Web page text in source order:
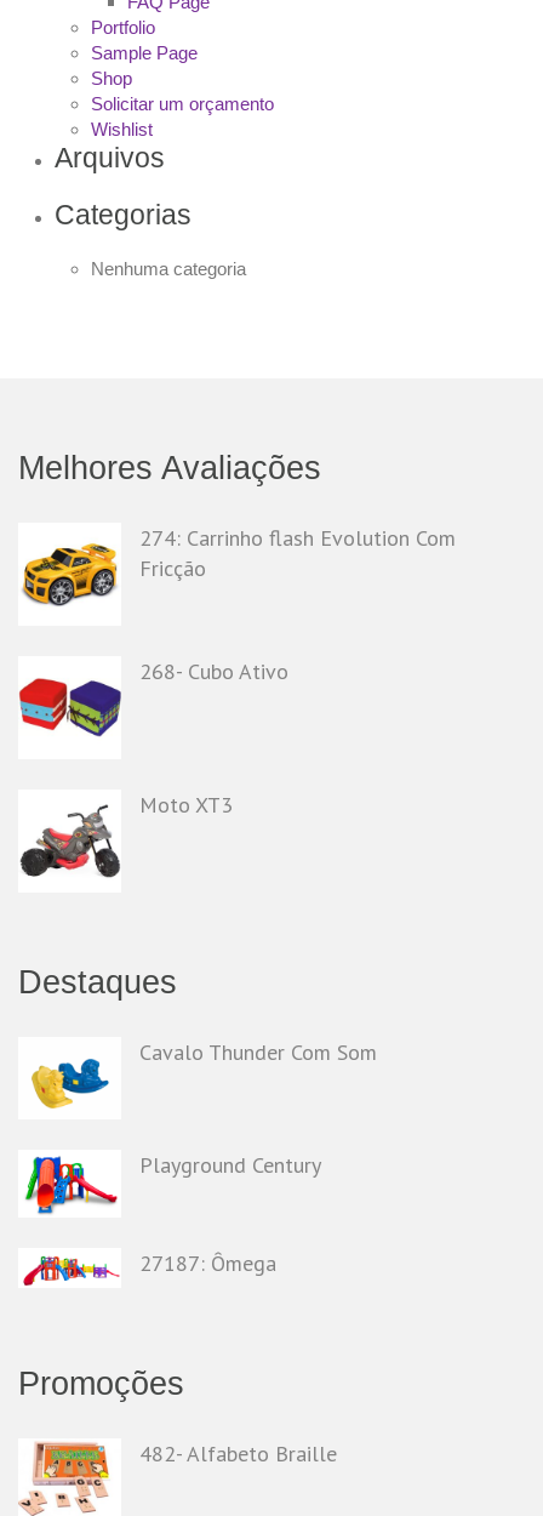
Portfolio
Sample Page
Shop
Solicitar um orçamento
Wishlist
Arquivos
Categorias
Nenhuma categoria
Melhores Avaliações
274: Carrinho flash Evolution Com
Fricção
268- Cubo Ativo
Moto XT3
Destaques
Cavalo Thunder Com Som
Playground Century
27187: Ômega
Promoções
482- Alfabeto Braille